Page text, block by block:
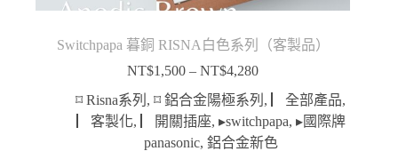
Switchpapa 暮銅 RISNA白色系列（客製品）
NT$1,500 – NT$4,280價
格
範
圍：
⌑ Risna系列 ,⌑ 鋁合金陽極系列 , ▏全部產品,
▏客製化, ▏開關插座, ▸switchpapa, ▸國際牌
panasonic, 鋁合金新色